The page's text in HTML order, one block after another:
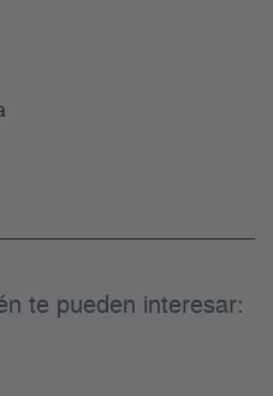
te pueden interesar: